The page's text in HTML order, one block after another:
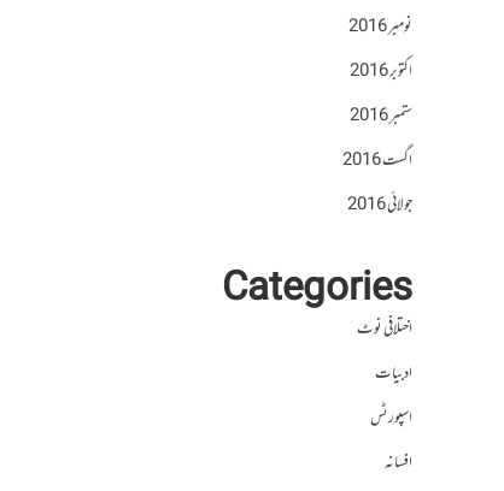
نومبر 2016
اکتوبر 2016
ستمبر 2016
اگست 2016
جولائی 2016
Categories
اختلافی نوٹ
ادبیات
اسپورٹس
افسانہ